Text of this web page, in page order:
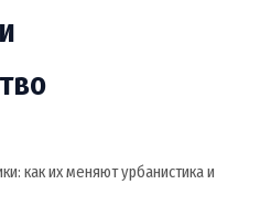
как их меняют урбанистика и